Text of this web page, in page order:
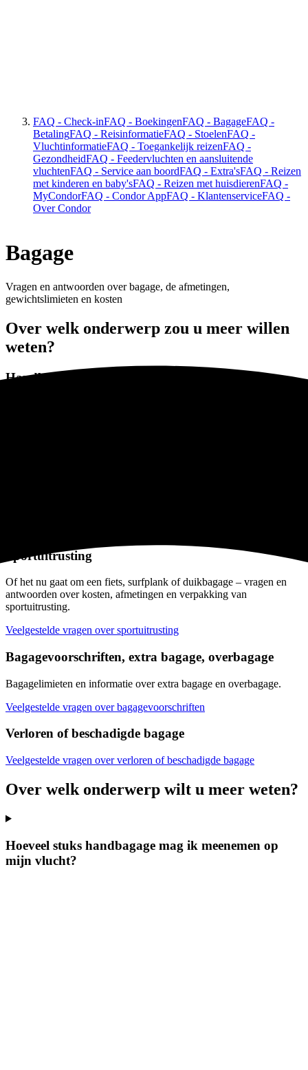
FAQ - Check-inFAQ - BoekingenFAQ - BagageFAQ -
BetalingFAQ - ReisinformatieFAQ - StoelenFAQ -
VluchtinformatieFAQ - Toegankelijk reizenFAQ -
GezondheidFAQ - Feedervluchten en aansluitende
vluchtenFAQ - Service aan boordFAQ - Extra'sFAQ - Reizen
met kinderen en baby'sFAQ - Reizen met huisdierenFAQ -
MyCondorFAQ - Condor AppFAQ - KlantenserviceFAQ -
Over Condor
Bagage
Vragen en antwoorden over bagage, de afmetingen,
gewichtslimieten en kosten
Over welk onderwerp zou u meer willen
weten?
Handbagage
Sportuitrusting
Of het nu gaat om een fiets, surfplank of duikbagage – vragen en
antwoorden over kosten, afmetingen en verpakking van
sportuitrusting.
Veelgestelde vragen over sportuitrusting
Bagagevoorschriften, extra bagage, overbagage
Bagagelimieten en informatie over extra bagage en overbagage.
Veelgestelde vragen over bagagevoorschriften
Verloren of beschadigde bagage
Veelgestelde vragen over verloren of beschadigde bagage
Over welk onderwerp wilt u meer weten?
Hoeveel stuks handbagage mag ik meenemen op
mijn vlucht?